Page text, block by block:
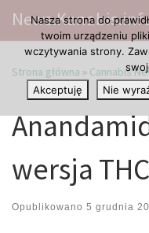
Przejdź do treści
Strona główna » Cannabis
wersja THC
Opublikowano 5 grudnia
Nasza strona do
twoim urządzeniu
wczytywania strony.
Akceptuję
Nie